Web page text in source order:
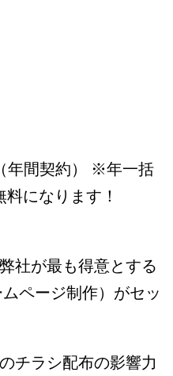
間契約）
※年一括
になります！
社が最も得意とする
ページ制作）がセッ
チラシ配布の影響力